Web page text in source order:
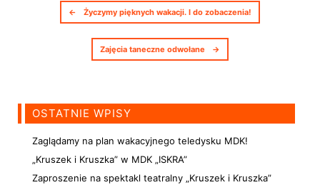
Nawigacja postów
← Życzymy pięknych wakacji. I do zobaczenia!
Zajęcia taneczne odwołane →
OSTATNIE WPISY
Zaglądamy na plan wakacyjnego teledysku MDK!
„Kruszek i Kruszka” w MDK „ISKRA”
Zaproszenie na spektakl teatralny „Kruszek i Kruszka”